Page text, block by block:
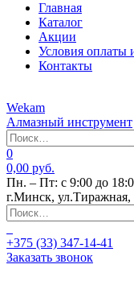
Главная
Каталог
Акции
Условия оплаты
Контакты
Wekam
Алмазный инструмент
0
0,00 руб.
Пн. – Пт: с 9:00 до
г.Минск, ул.Тиражная,
+375 (33) 347-14-41
Заказать звонок